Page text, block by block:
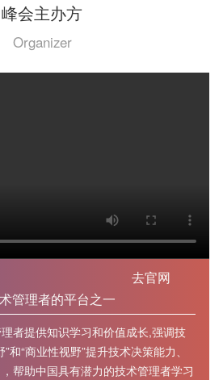
峰会主办方
Organizer
管理者的平台之一
者提供知识学习和价值成长,强调技
和“商业性视野”提升技术决策能力、
帮助中国具有潜力的技术管理者学习
去官网